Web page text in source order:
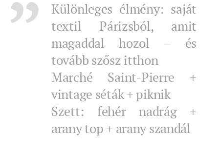
Különleges élmény: saját
textil Párizsból, amit
magaddal hozol – és
tovább szősz itthon
Marché Saint-Pierre +
vintage séták + piknik
Szett: fehér nadrág +
arany top + arany szandál